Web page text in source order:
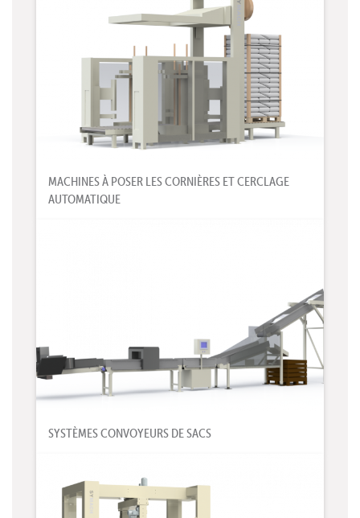
MACHINES À POSER LES CORNIÈRES ET CERCLAGE
AUTOMATIQUE
SYSTÈMES CONVOYEURS DE SACS